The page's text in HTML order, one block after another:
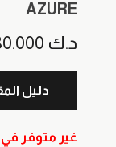
AZURE
د.ك
دليل
غير متوفر